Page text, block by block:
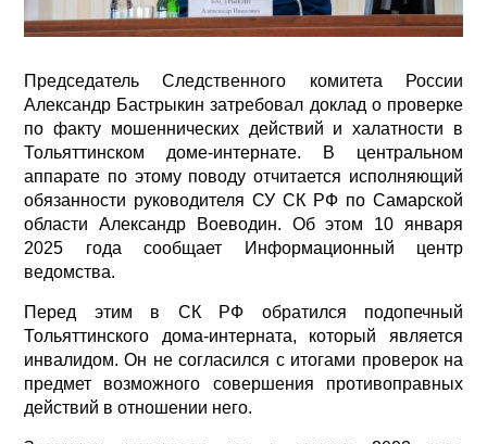
Председатель Следственного комитета России
Александр Бастрыкин затребовал доклад о проверке
по факту мошеннических действий и халатности в
Тольяттинском доме-интернате. В центральном
аппарате по этому поводу отчитается исполняющий
обязанности руководителя СУ СК РФ по Самарской
области Александр Воеводин. Об этом 10 января
2025 года сообщает Информационный центр
ведомства.
Перед этим в СК РФ обратился подопечный
Тольяттинского дома-интерната, который является
инвалидом. Он не согласился с итогами проверок на
предмет возможного совершения противоправных
действий в отношении него.